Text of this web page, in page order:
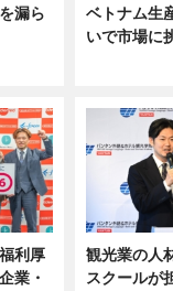
漏ら
ベトナム生
いで市場に
利厚
業・
観光業の人
スクールが